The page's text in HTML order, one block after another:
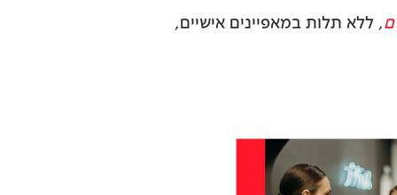
, ללא תלות במאפיינים אישיים,